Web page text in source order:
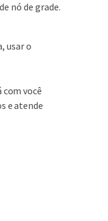
nó de grade.
usar o
você
e atende